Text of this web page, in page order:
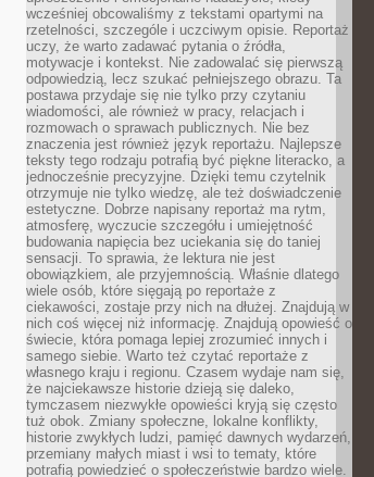
wcześniej obcowaliśmy z tekstami opartymi na
rzetelności, szczególe i uczciwym opisie. Reportaż
uczy, że warto zadawać pytania o źródła,
motywacje i kontekst. Nie zadowalać się pierwszą
odpowiedzią, lecz szukać pełniejszego obrazu. Ta
postawa przydaje się nie tylko przy czytaniu
wiadomości, ale również w pracy, relacjach i
rozmowach o sprawach publicznych. Nie bez
znaczenia jest również język reportażu. Najlepsze
teksty tego rodzaju potrafią być piękne literacko, a
jednocześnie precyzyjne. Dzięki temu czytelnik
otrzymuje nie tylko wiedzę, ale też doświadczenie
estetyczne. Dobrze napisany reportaż ma rytm,
atmosferę, wyczucie szczegółu i umiejętność
budowania napięcia bez uciekania się do taniej
sensacji. To sprawia, że lektura nie jest
obowiązkiem, ale przyjemnością. Właśnie dlatego
wiele osób, które sięgają po reportaże z
ciekawości, zostaje przy nich na dłużej. Znajdują w
nich coś więcej niż informację. Znajdują opowieść o
świecie, która pomaga lepiej zrozumieć innych i
samego siebie. Warto też czytać reportaże z
własnego kraju i regionu. Czasem wydaje nam się,
że najciekawsze historie dzieją się daleko,
tymczasem niezwykłe opowieści kryją się często
tuż obok. Zmiany społeczne, lokalne konflikty,
historie zwykłych ludzi, pamięć dawnych wydarzeń,
przemiany małych miast i wsi to tematy, które
potrafią powiedzieć o społeczeństwie bardzo wiele.